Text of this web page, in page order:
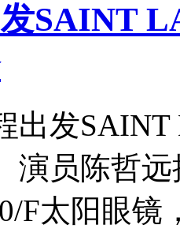
SAINT
出发
演员陈哲
F太阳眼镜